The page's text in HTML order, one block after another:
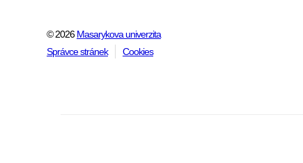
© 2026Masarykova univerzita
Správce stránek
Cookies